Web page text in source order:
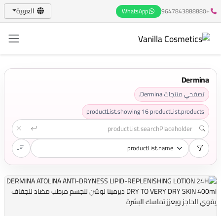
+9647843888880
WhatsApp العربية
Dermina
تصفحي منتجات Dermina.
productList.showing16productList.products